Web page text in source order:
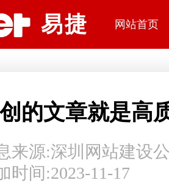
易捷
网站首页
的文章就是高
来源:深圳网站建设
时间:2023-11-17